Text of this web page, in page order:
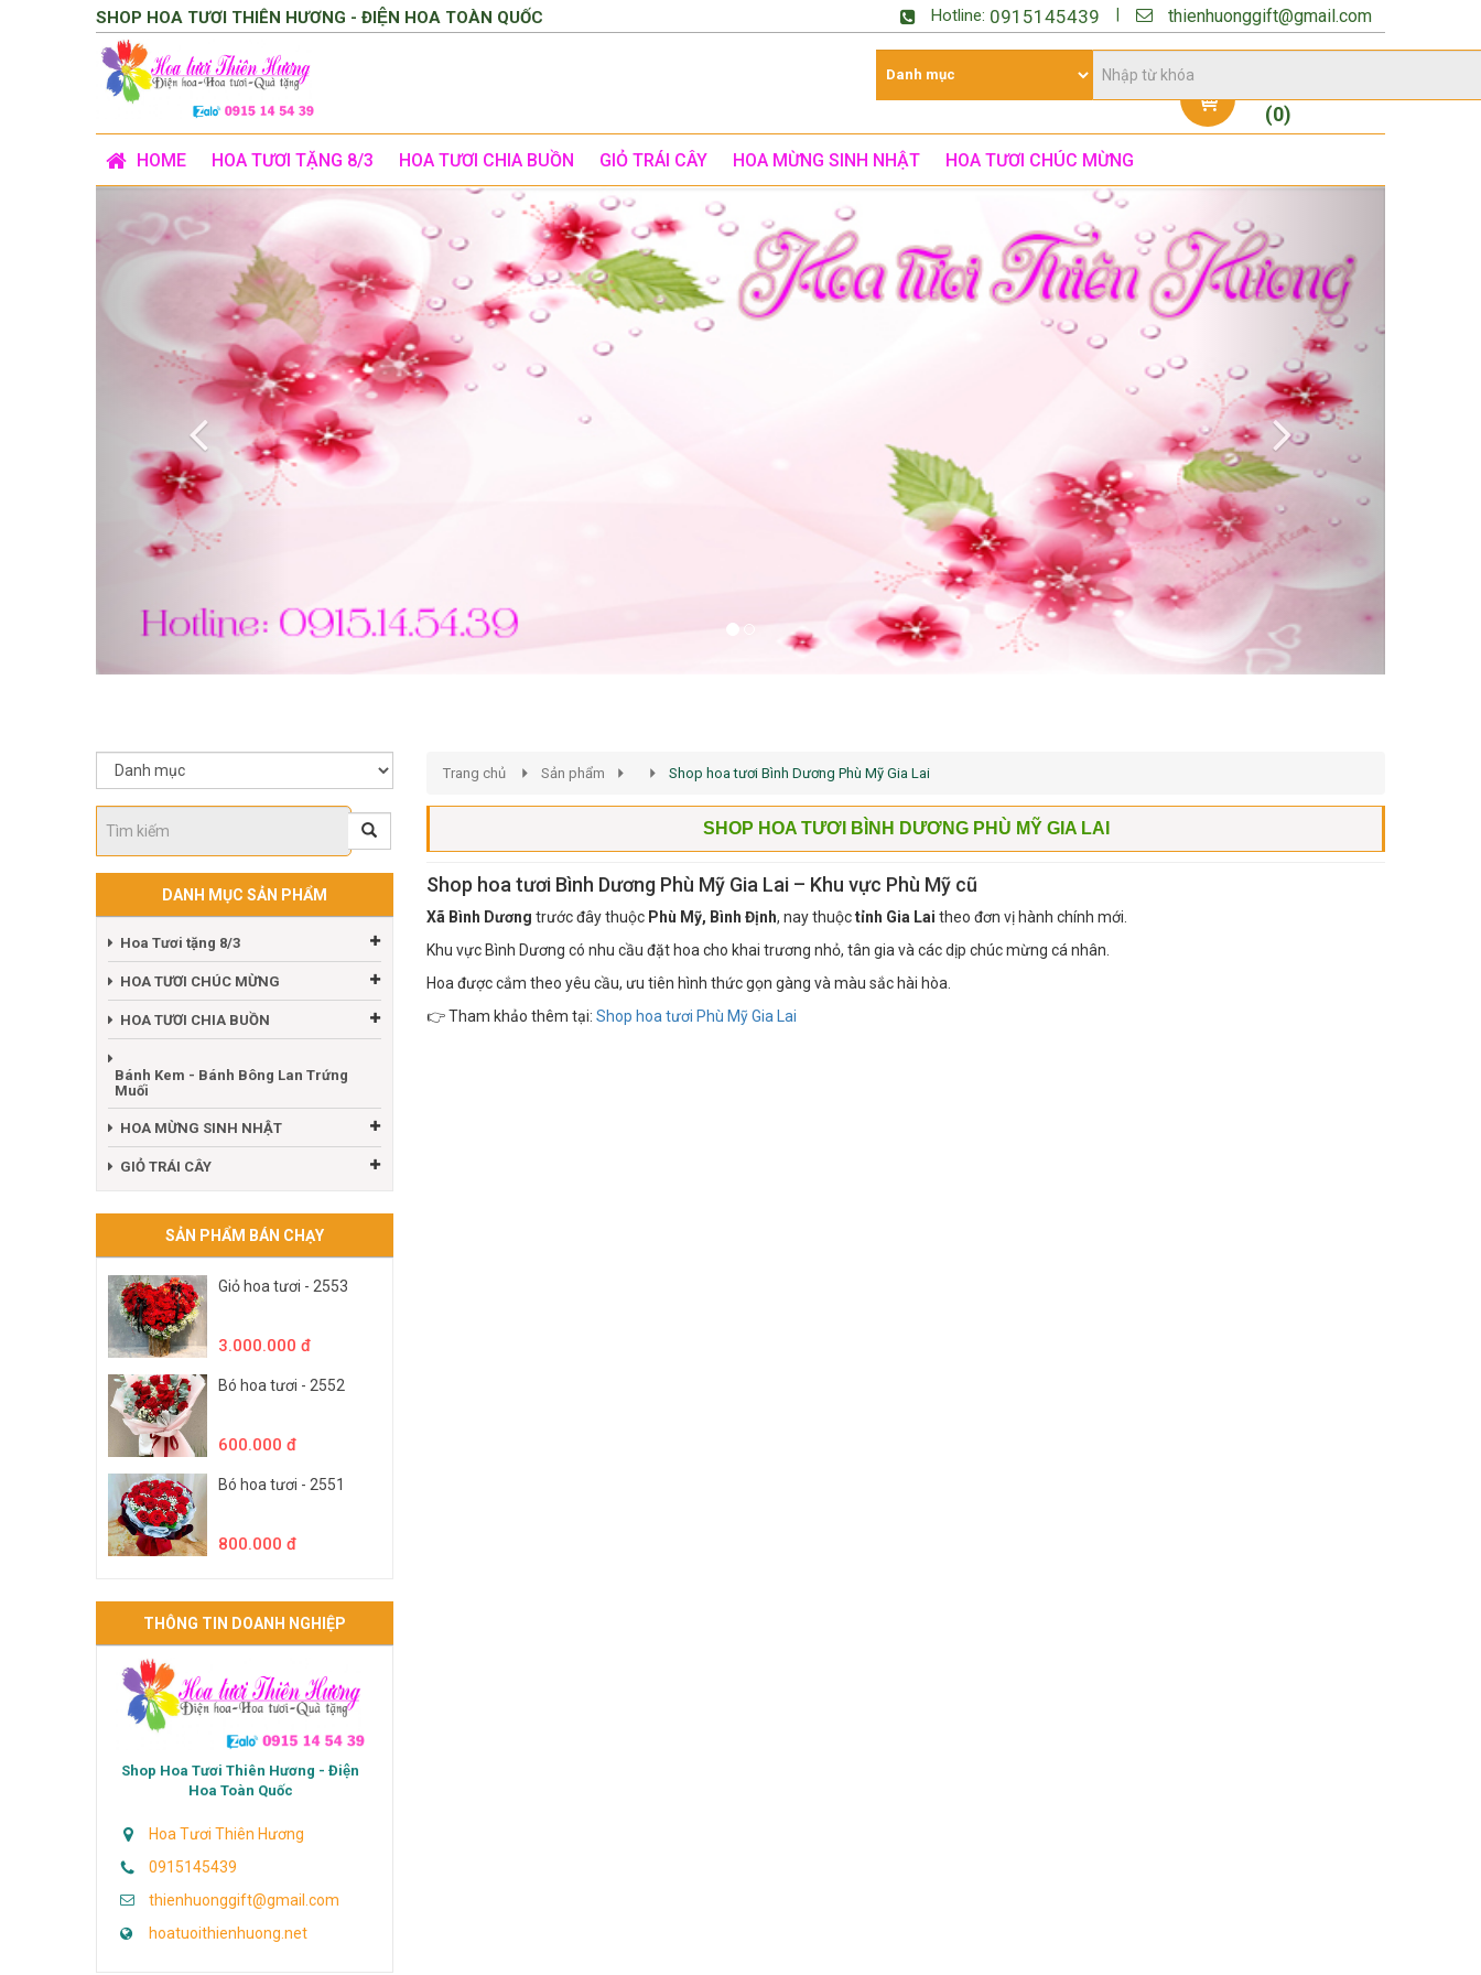
SHOP HOA TƯƠI THIÊN HƯƠNG - ĐIỆN HOA TOÀN QUỐC Hotline: 0915145439 thienhuonggift@gmail.com
(0)
HOME HOA TƯƠI TẶNG 8/3 HOA TƯƠI CHIA BUỒN GIỎ TRÁI CÂY HOA MỪNG SINH NHẬT HOA TƯƠI CHÚC MỪNG
Previous
DANH MỤC SẢN PHẨM
Hoa Tươi tặng 8/3
HOA TƯƠI CHÚC MỪNG
HOA TƯƠI CHIA BUỒN
Bánh Kem - Bánh Bông Lan Trứng
Muối
HOA MỪNG SINH NHẬT
GIỎ TRÁI CÂY
SẢN PHẨM BÁN CHẠY
Giỏ hoa tươi - 2553
3.000.000 đ
Bó hoa tươi - 2552
600.000 đ
Bó hoa tươi - 2551
800.000 đ
THÔNG TIN DOANH NGHIỆP
Shop Hoa Tươi Thiên Hương - Điện
Hoa Toàn Quốc
Hoa Tươi Thiên Hương
0915145439
thienhuonggift@gmail.com
hoatuoithienhuong.net
Trang chủ Sản phẩm Shop hoa tươi Bình Dương Phù Mỹ Gia Lai
SHOP HOA TƯƠI BÌNH DƯƠNG PHÙ MỸ GIA LAI
Shop hoa tươi Bình Dương Phù Mỹ Gia Lai – Khu vực Phù Mỹ cũ
Xã Bình Dương trước đây thuộc Phù Mỹ, Bình Định, nay thuộctỉnh Gia Lai theo đơn vị hành chính mới.
Khu vực Bình Dương có nhu cầu đặt hoa cho khai trương nhỏ, tân gia và các dịp chúc mừng cá nhân.
Hoa được cắm theo yêu cầu, ưu tiên hình thức gọn gàng và màu sắc hài hòa.
👉 Tham khảo thêm tại: Shop hoa tươi Phù Mỹ Gia Lai